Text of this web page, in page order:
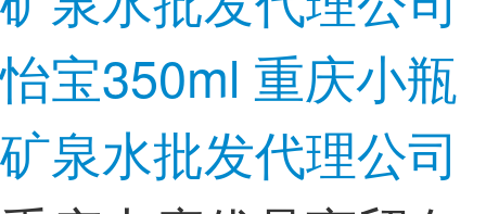
怡宝350ml 重庆小瓶
矿泉水批发代理公司